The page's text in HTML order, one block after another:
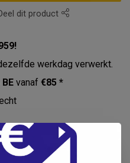
dit product
werkdag verwerkt.
vanaf €85 *